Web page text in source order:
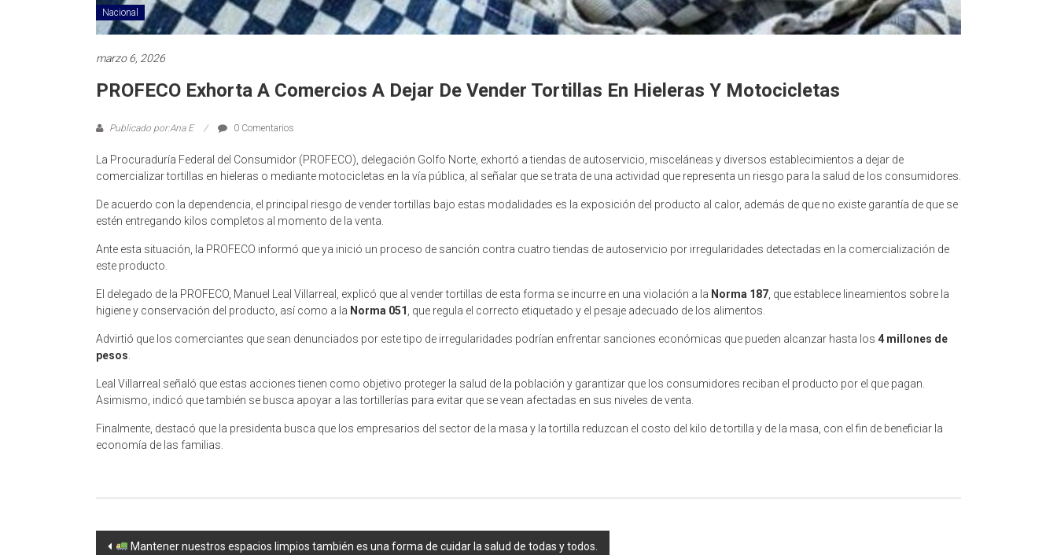
Nacional
marzo 6, 2026
PROFECO Exhorta A Comercios A Dejar De Vender Tortillas En Hieleras Y Motocicletas
Publicado por:Ana E 0 Comentarios
La Procuraduría Federal del Consumidor (PROFECO), delegación Golfo Norte, exhortó a tiendas de autoservicio, misceláneas y diversos establecimientos a dejar de
comercializar tortillas en hieleras o mediante motocicletas en la vía pública, al señalar que se trata de una actividad que representa un riesgo para la salud de los consumidores.
De acuerdo con la dependencia, el principal riesgo de vender tortillas bajo estas modalidades es la exposición del producto al calor, además de que no existe garantía de que se
estén entregando kilos completos al momento de la venta.
Ante esta situación, la PROFECO informó que ya inició un proceso de sanción contra cuatro tiendas de autoservicio por irregularidades detectadas en la comercialización de
este producto.
El delegado de la PROFECO, Manuel Leal Villarreal, explicó que al vender tortillas de esta forma se incurre en una violación a la Norma 187 , que establece lineamientos sobre la
higiene y conservación del producto, así como a la Norma 051 , que regula el correcto etiquetado y el pesaje adecuado de los alimentos.
Advirtió que los comerciantes que sean denunciados por este tipo de irregularidades podrían enfrentar sanciones económicas que pueden alcanzar hasta los 4 millones de
pesos
Leal Villarreal señaló que estas acciones tienen como objetivo proteger la salud de la población y garantizar que los consumidores reciban el producto por el que pagan.
Asimismo, indicó que también se busca apoyar a las tortillerías para evitar que se vean afectadas en sus niveles de venta.
Finalmente, destacó que la presidenta busca que los empresarios del sector de la masa y la tortilla reduzcan el costo del kilo de tortilla y de la masa, con el fin de beneficiar la
economía de las familias.
Navegación
Mantener nuestros espacios limpios también es una forma de cuidar la salud de todas y todos.